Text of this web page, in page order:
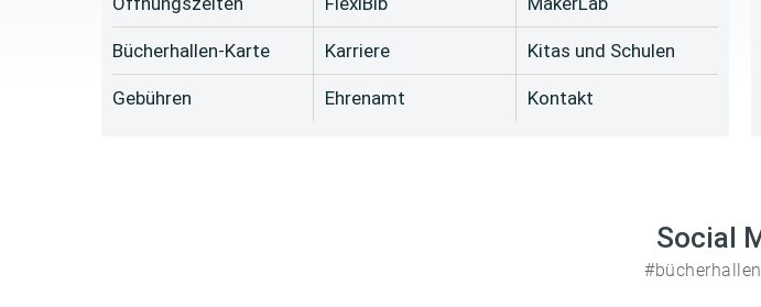
Bücherhallen-Karte
Gebühren
Karriere
Ehrenamt
Kitas und Schulen
Kontakt
Social